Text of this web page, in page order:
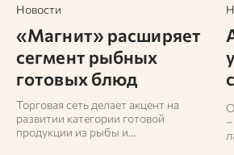
Новости
«Магнит» расширяет
сегмент рыбных
готовых блюд
Торговая сеть делает акцент на
развитии категории готовой
продукции из рыбы и